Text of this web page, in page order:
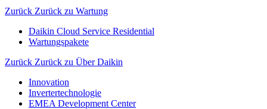
Zurück Zurück zu Wartung
Daikin Cloud Service Residential
Wartungspakete
Zurück Zurück zu Über Daikin
Innovation
Invertertechnologie
EMEA Development Center